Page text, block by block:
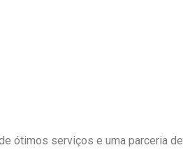
ótimos serviços e uma parceria de